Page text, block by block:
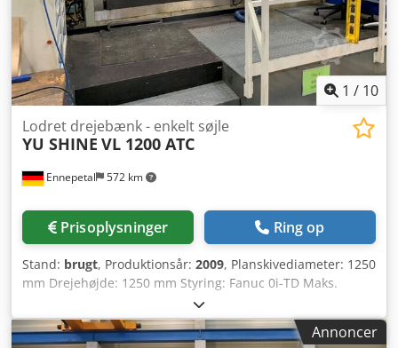
1 / 10
Ennepetal 572 km
Lodret drejebænk - enkelt søjle
YU SHINE VL 1200 ATC
Prisoplysninger Ring op
Stand: brugt, Produktionsår: 2009, Planskivediameter: 1250
mm Drejehøjde: 1250 mm Styring: Fanuc 0i-TD Maks.
drejningsmoment ved planskive: 12.500 Nm Maks.
drejediameter: 1600 mm Maks. emnevægt: 5000 kg
Bordhastighed: 2–300 min⁻¹ X-akse: 1475 mm Z-akse: 900
Annoncer